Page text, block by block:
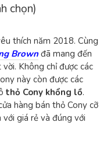
chọn)
thích năm 2018. Cùng
Brownđã mang đến
Không chỉ được các
này còn được các
thỏ Cony khổng lồ.
hàng bán thỏ Cony cỡ
giá rẻ và đúng với